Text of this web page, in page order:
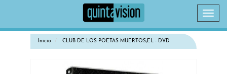
Inicio CLUB DE LOS POETAS MUERTOS,EL - DVD